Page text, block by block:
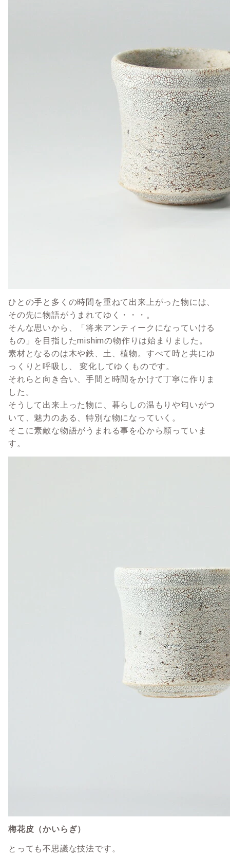
ひとの手と多くの時間を重ねて出来上がった物には、
その先に物語がうまれてゆく・・・。
そんな思いから、「将来アンティークになっていける
もの」を目指したmishimの物作りは始まりました。
素材となるのは木や鉄、土、植物。すべて時と共にゆ
っくりと呼吸し、 変化してゆくものです。
それらと向き合い、手間と時間をかけて丁寧に作りま
した。
そうして出来上った物に、暮らしの温もりや匂いがつ
いて、魅力のある、特別な物になっていく。
そこに素敵な物語がうまれる事を心から願っていま
す。
梅花皮（かいらぎ）
とっても不思議な技法です。